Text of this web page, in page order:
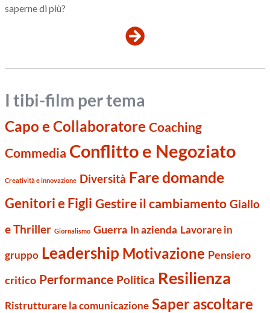
saperne di più?
I tibi-film per tema
Capo e Collaboratore Coaching
Commedia Conflitto e Negoziato
Creatività e innovazione Diversità Fare domande
Genitori e Figli Gestire il cambiamento Giallo
e Thriller Giornalismo Guerra In azienda Lavorare in
gruppo Leadership Motivazione Pensiero
critico Performance Politica Resilienza
Ristrutturare la comunicazione Saper ascoltare